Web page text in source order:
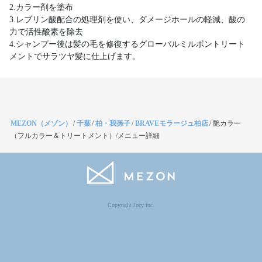
2.カラー剤を塗布
3.レブリン酸配合の処理剤を使い、ダメージホールの軽減、酸の
力で活性酸素を除去
4.シャンプー後は髪の毛を修復するグローバルミルボントリート
メントでサラツヤ髪に仕上げます。
MEZON（メゾン） /千葉/柏・我孫子/BRAVEモラージュ柏店/艶カラー
（フルカラー＆トリートメント）/メニュー詳細
Copyright Jocy inc.